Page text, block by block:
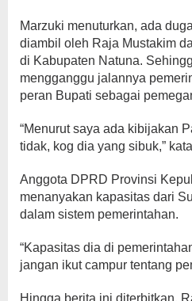
Marzuki menuturkan, ada
diambil oleh Raja Mustakim
di Kabupaten Natuna.
mengganggu jalannya
peran Bupati sebagai
“Menurut saya ada kibijakan
tidak, kog dia yang sibuk,”
Anggota DPRD Provinsi
menanyakan kapasitas dari
dalam sistem pemerintahan.
“Kapasitas dia di
jangan ikut campur tentang
Hingga berita ini diterbitkan,